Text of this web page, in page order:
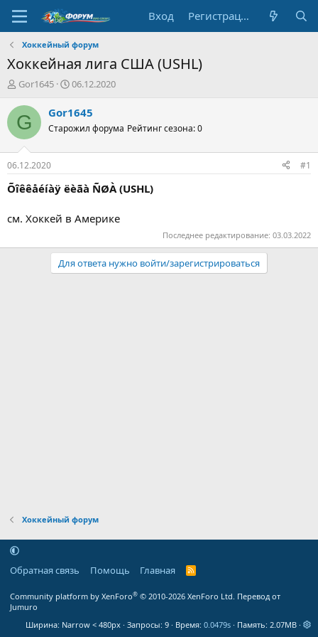
Вход Регистрация
Хоккейный форум
Хоккейная лига США (USHL)
А
т
о
т
е
м
ы
Gor1645
Д
т
н
а
л
06.12.2020
G Gor1645
Старожил форума Рейтинг сезона: 0
06.12.2020 #1
Õîêêåéíàÿ ëèãà ÑØÀ (USHL)
см. Хоккей в Америке
Последнее редактирование: 03.03.2022
Для ответа нужно войти/зарегистрироваться
Хоккейный форум
Обратная связь Помощь Главная
R
Community platform by XenForo® © 2010-2026 XenForo Ltd. Перевод от
Jumuro
Ширина
Запросы 9 Время 0.0479s Память 2.07MB